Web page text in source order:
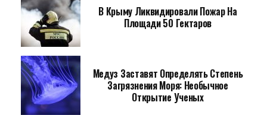
В Крыму Ликвидировали Пожар На
Площади 50 Гектаров
Медуз Заставят Определять Степень
Загрязнения Моря: Необычное
Открытие Ученых